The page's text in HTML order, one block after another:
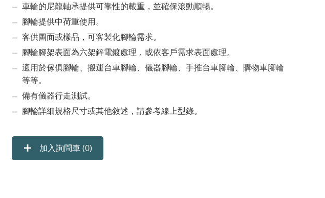
車輪的尼龍軸承提供可靠性的載重，並確保滾動順暢。
腳輪提供中荷重使用。
客供圖面或樣品，可客製化腳輪需求。
腳輪腳架表面為六架鋅電鍍處理，或依客戶需求表面處理。
適用於傢俱腳輪、搬運台車腳輪、儀器腳輪、手推台車腳輪、購物車腳輪
等等。
備有儀器行走測試。
腳輪詳細規格尺寸或其他敘述，請參考線上型錄。
加入詢問車 (0)